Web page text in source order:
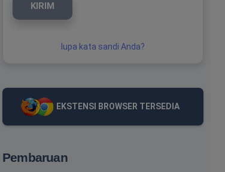
KIRIM
lupa kata sandi Anda?
EKSTENSI BROWSER TERSEDIA
Pembaruan